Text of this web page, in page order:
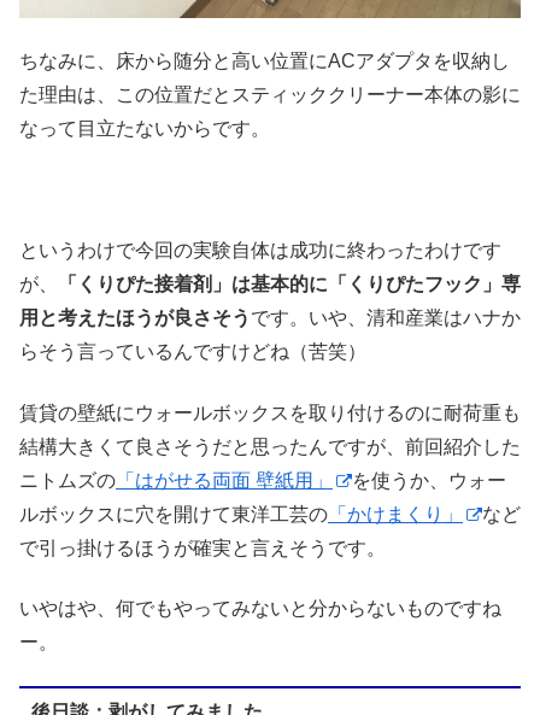
ちなみに、床から随分と高い位置にACアダプタを収納し
た理由は、この位置だとスティッククリーナー本体の影に
なって目立たないからです。
というわけで今回の実験自体は成功に終わったわけです
が、
「くりぴた接着剤」は基本的に「くりぴたフック」専
用と考えたほうが良さそう です。いや、清和産業はハナか
らそう言っているんですけどね（苦笑）
賃貸の壁紙にウォールボックスを取り付けるのに耐荷重も
結構大きくて良さそうだと思ったんですが、前回紹介した
ニトムズの 「はがせる両面 壁紙用」
を使うか、ウォー
ルボックスに穴を開けて東洋工芸の 「かけまくり」
など
で引っ掛けるほうが確実と言えそうです。
いやはや、何でもやってみないと分からないものですね
ー。